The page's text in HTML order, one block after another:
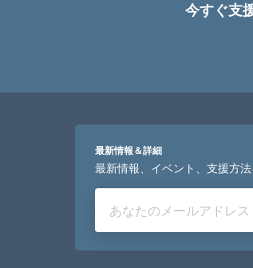
今すぐ支
最新情報＆詳細
最新情報、イベント、支援方
あなたのメールアドレス